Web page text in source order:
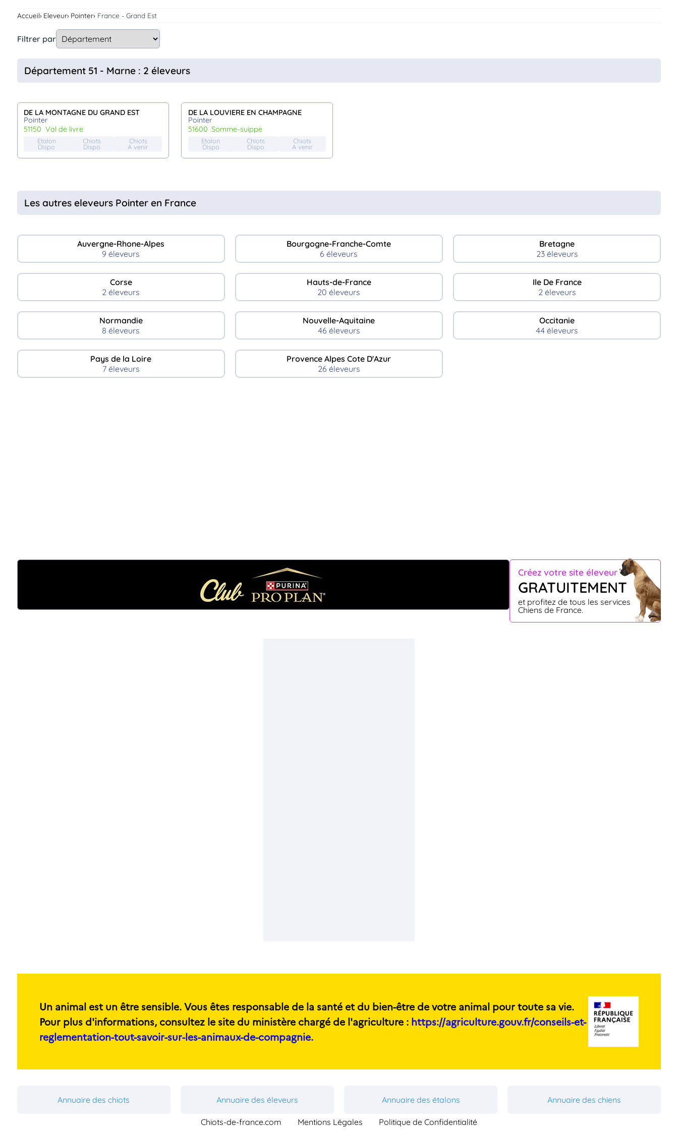
Connexion
Accueil Eleveur Pointer France - Grand Est
Filtrer par
Département 51 - Marne : 2 éleveurs
DE LA MONTAGNE DU GRAND EST
Pointer
51150
val de livre
Etalon
Dispo
Chiots
Dispo
Chiots
A venir
DE LA LOUVIERE EN CHAMPAGNE
Pointer
51600
somme-suippe
Etalon
Dispo
Chiots
Dispo
Chiots
A venir
Les autres eleveurs Pointer en France
Auvergne-Rhone-Alpes
9 éleveurs
Bourgogne-Franche-Comte
6 éleveurs
Bretagne
23 éleveurs
Corse
2 éleveurs
Hauts-de-France
20 éleveurs
Ile De France
2 éleveurs
Normandie
8 éleveurs
Nouvelle-Aquitaine
46 éleveurs
Occitanie
44 éleveurs
Pays de la Loire
7 éleveurs
Provence Alpes Cote D'Azur
26 éleveurs
Créez votre site éleveur
GRATUITEMENT
et profitez de tous les services
Chiens de France.
Un animal est un être sensible. Vous êtes responsable de la santé et du bien-être de votre animal pour toute sa vie.
Pour plus d'informations, consultez le site du ministère chargé de l'agriculture : https://agriculture.gouv.fr/conseils-et-
reglementation-tout-savoir-sur-les-animaux-de-compagnie.
Annuaire des chiots Annuaire des éleveurs Annuaire des étalons Annuaire des chiens
Chiots-de-france.com Mentions Légales Politique de Confidentialité